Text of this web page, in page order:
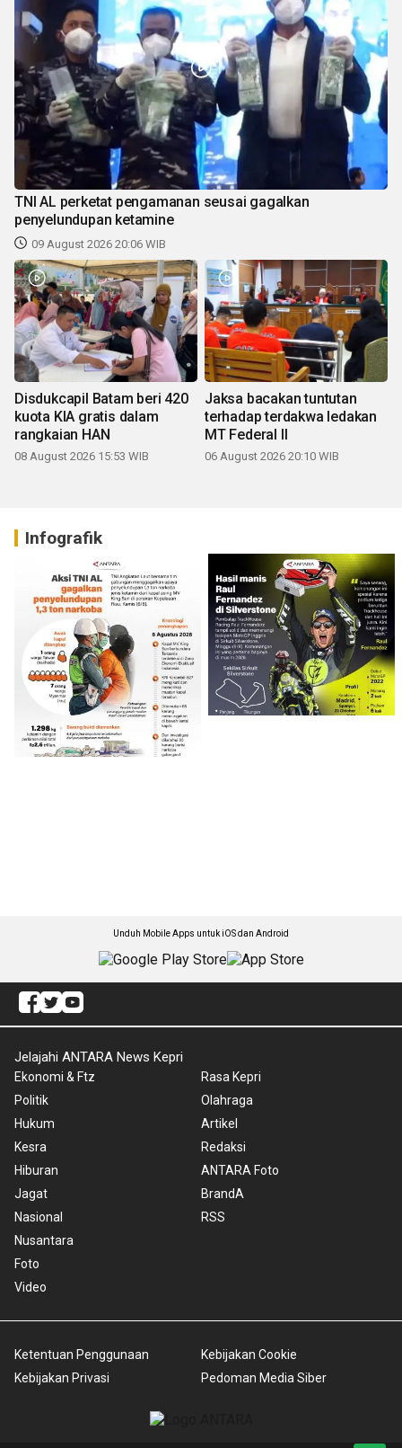
TNI AL perketat pengamanan seusai gagalkan
penyelundupan ketamine
09 August 2026 20:06 WIB
Disdukcapil Batam beri 420
kuota KIA gratis dalam
rangkaian HAN
08 August 2026 15:53 WIB
Jaksa bacakan tuntutan
terhadap terdakwa ledakan
MT Federal II
06 August 2026 20:10 WIB
Infografik
Unduh Mobile Apps untuk iOS dan Android
Jelajahi ANTARA News Kepri
Ekonomi & Ftz
Politik
Hukum
Kesra
Hiburan
Jagat
Nasional
Nusantara
Foto
Video
Rasa Kepri
Olahraga
Artikel
Redaksi
ANTARA Foto
BrandA
RSS
Ketentuan Penggunaan
Kebijakan Privasi
Kebijakan Cookie
Pedoman Media Siber